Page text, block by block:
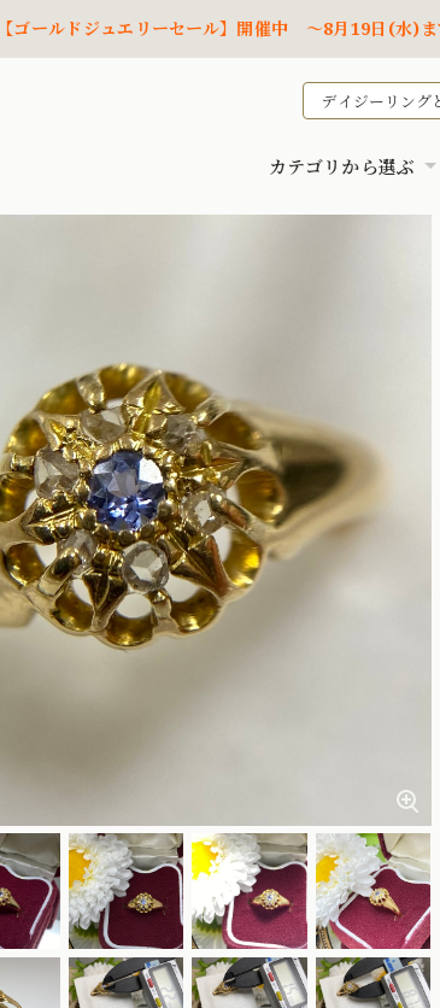
ゴールドジュエリーセール】開催中 ～8月19日(水)
デイジーリング
カテゴリから選ぶ